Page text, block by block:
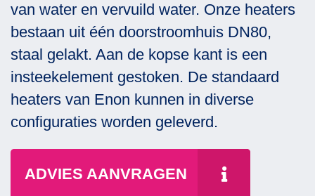
van water en vervuild water. Onze heaters
bestaan uit één doorstroomhuis DN80,
staal gelakt. Aan de kopse kant is een
insteekelement gestoken. De standaard
heaters van Enon kunnen in diverse
configuraties worden geleverd.
ADVIES AANVRAGEN